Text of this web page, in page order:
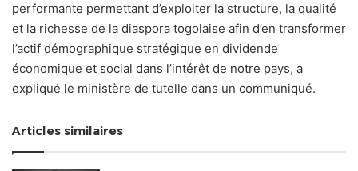
performante permettant d’exploiter la structure, la qualité
et la richesse de la diaspora togolaise afin d’en transformer
l’actif démographique stratégique en dividende
économique et social dans l’intérêt de notre pays, a
expliqué le ministère de tutelle dans un communiqué.
Articles similaires